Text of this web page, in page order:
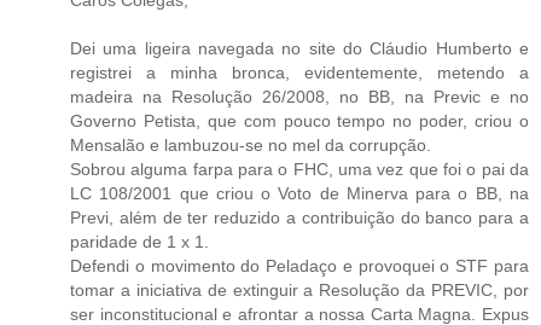
Dei uma ligeira navegada no site do Cláudio Humberto e
registrei a minha bronca, evidentemente, metendo a
madeira na Resolução 26/2008, no BB, na Previc e no
Governo Petista, que com pouco tempo no poder, criou o
Mensalão e lambuzou-se no mel da corrupção.
Sobrou alguma farpa para o FHC, uma vez que foi o pai da
LC 108/2001 que criou o Voto de Minerva para o BB, na
Previ, além de ter reduzido a contribuição do banco para a
paridade de 1 x 1.
Defendi o movimento do Peladaço e provoquei o STF para
tomar a iniciativa de extinguir a Resolução da PREVIC, por
ser inconstitucional e afrontar a nossa Carta Magna. Expus